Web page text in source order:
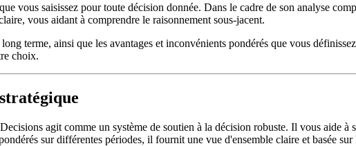
vous saisissez pour toute décision donnée. Dans le cadre de son analyse
vous aidant à comprendre le raisonnement sous-jacent.
terme, ainsi que les avantages et inconvénients pondérés que vous
choix.
agit comme un système de soutien à la décision robuste. Il vous aide à
sur différentes périodes, il fournit une vue d'ensemble claire et basée sur